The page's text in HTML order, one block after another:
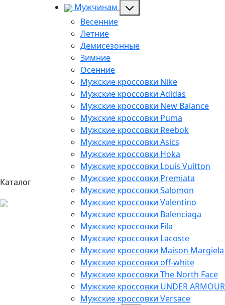
Каталог
Мужчинам
Весенние
Летние
Демисезонные
Зимние
Осенние
Мужские кроссовки Nike
Мужские кроссовки Adidas
Мужские кроссовки New Balance
Мужские кроссовки Puma
Мужские кроссовки Reebok
Мужские кроссовки Asics
Мужские кроссовки Hoka
Мужские кроссовки Louis Vuitton
Мужские кроссовки Premiata
Мужские кроссовки Salomon
Мужские кроссовки Valentino
Мужские кроссовки Balenciaga
Мужские кроссовки Fila
Мужские кроссовки Lacoste
Мужские кроссовки Maison Margiela
Мужские кроссовки off-white
Мужские кроссовки The North Face
Мужские кроссовки UNDER ARMOUR
Мужские кроссовки Versace